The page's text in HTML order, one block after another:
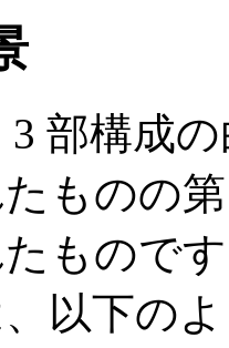
部構成
ものの
もので
以下の